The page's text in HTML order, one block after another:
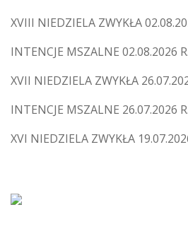
XVIII NIEDZIELA ZWYKŁA
INTENCJE MSZALNE 02.08.2026
XVII NIEDZIELA ZWYKŁA
INTENCJE MSZALNE 26.07.2026
XVI NIEDZIELA ZWYKŁA